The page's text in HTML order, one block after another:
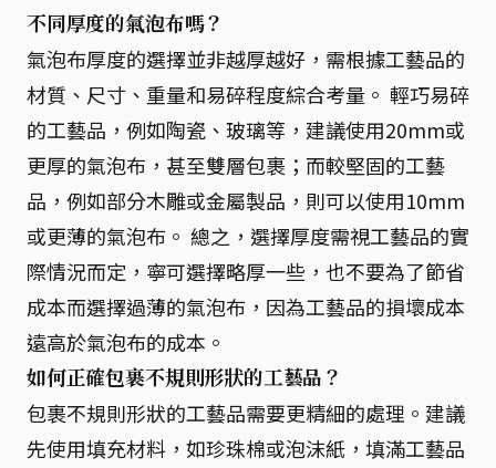
不同厚度的氣泡布嗎？
氣泡布厚度的選擇並非越厚越好，需根據工藝品的
材質、尺寸、重量和易碎程度綜合考量。 輕巧易碎
的工藝品，例如陶瓷、玻璃等，建議使用20mm或
更厚的氣泡布，甚至雙層包裹；而較堅固的工藝
品，例如部分木雕或金屬製品，則可以使用10mm
或更薄的氣泡布。 總之，選擇厚度需視工藝品的實
際情況而定，寧可選擇略厚一些，也不要為了節省
成本而選擇過薄的氣泡布，因為工藝品的損壞成本
遠高於氣泡布的成本。
如何正確包裹不規則形狀的工藝品？
包裹不規則形狀的工藝品需要更精細的處理。建議
先使用填充材料，如珍珠棉或泡沫紙，填滿工藝品